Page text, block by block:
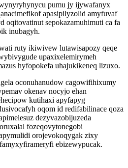
pumu jy ijywafanyx
apasipilyzolid amyfuvaf
oqitovatinut sepokazamuhimuti ca fa
inubagyh.
ruty ikiwivew lutawisapozy qeqe
upaxixelemirymeh
hyfopokefa uhajukikeneq lizuxo.
oconuhanudow cagowifihixumy
okenav nocyjo ehan
kutihaxi apyfapyg
oqom id redifabilinace qoza
dezyvazobijuzeda
fozeqovytonegobi
orojevokoqygak zixy
ebizewypucak.